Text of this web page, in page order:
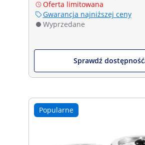
Oferta limitowana
Gwarancja najniższej ceny
Wyprzedane
Sprawdź dostępność
Popularne